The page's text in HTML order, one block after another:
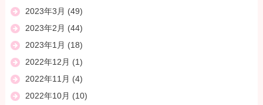
2023年3月 (49)
2023年2月 (44)
2023年1月 (18)
2022年12月 (1)
2022年11月 (4)
2022年10月 (10)